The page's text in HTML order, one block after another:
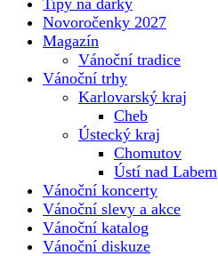
Tipy na dárky
Novoročenky 2027
Magazín
Vánoční tradice
Vánoční trhy
Karlovarský kraj
Cheb
Ústecký kraj
Chomutov
Ústí nad Labem
Vánoční koncerty
Vánoční slevy a akce
Vánoční katalog
Vánoční diskuze